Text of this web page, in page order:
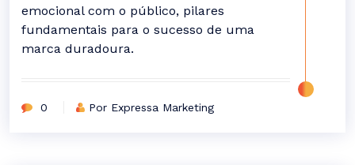
emocional com o público, pilares
fundamentais para o sucesso de uma
marca duradoura.
0 Por Expressa Marketing